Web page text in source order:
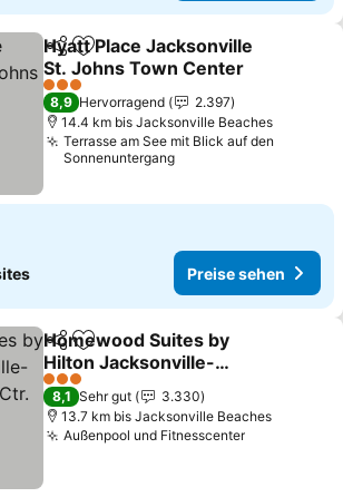
TeilenZu Favoriten hinzufügen
Hyatt Place Jacksonville
St. Johns Town Center
3 Sterne
8,9 Hervorragend
2.397
14.4 km bis Jacksonville Beaches
Terrasse am See mit Blick auf den
Sonnenuntergang
Preise sehen
TeilenZu Favoriten hinzufügen
Homewood Suites by
Hilton Jacksonville-
South/St. Johns Ctr.
3 Sterne
8,1 Sehr gut
3.330
13.7 km bis Jacksonville Beaches
Außenpool und Fitnesscenter